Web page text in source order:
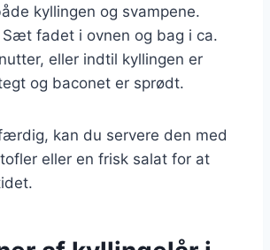
kyllingen og svampene.
Sæt fadet i ovnen og bag i ca.
eller indtil kyllingen er
og baconet er sprødt.
kan du servere den med
eller en frisk salat for at